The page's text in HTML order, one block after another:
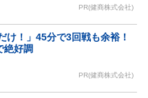
PR(健商株式会社)
け！」45分で3回戦も余裕！
絶好調
PR(健商株式会社)